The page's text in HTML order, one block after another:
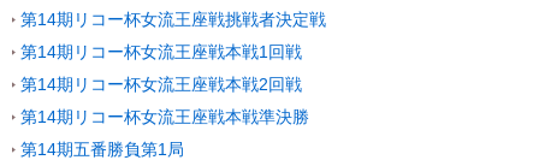
第14期リコー杯女流王座戦挑戦者決定戦
第14期リコー杯女流王座戦本戦1回戦
第14期リコー杯女流王座戦本戦2回戦
第14期リコー杯女流王座戦本戦準決勝
第14期五番勝負第1局